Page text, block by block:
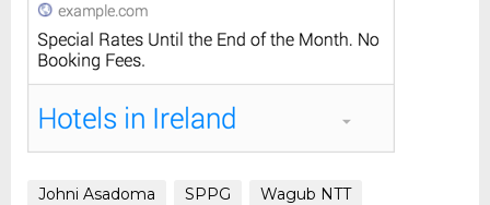
Johni Asadoma SPPG
Wagub NTT